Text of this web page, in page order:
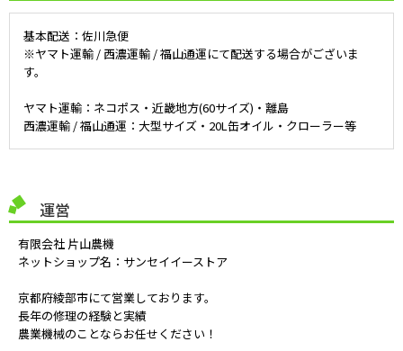
基本配送：佐川急便
※ヤマト運輸 / 西濃運輸 / 福山通運にて配送する場合がございま
す。
ヤマト運輸：ネコポス・近畿地方(60サイズ)・離島
西濃運輸 / 福山通運：大型サイズ・20L缶オイル・クローラー等
運営
有限会社 片山農機
ネットショップ名：サンセイイーストア
京都府綾部市にて営業しております。
長年の修理の経験と実績
農業機械のことならお任せください！